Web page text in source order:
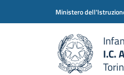
Ministero
I.C.